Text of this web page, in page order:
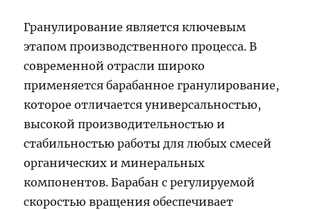
Гранулирование является ключевым
этапом производственного процесса. В
современной отрасли широко
применяется барабанное гранулирование,
которое отличается универсальностью,
высокой производительностью и
стабильностью работы для любых смесей
органических и минеральных
компонентов. Барабан с регулируемой
скоростью вращения обеспечивает